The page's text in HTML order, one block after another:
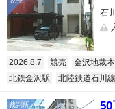
石
2026.8.7 競売 金沢地裁
北鉄金沢駅
北陸鉄道石川線